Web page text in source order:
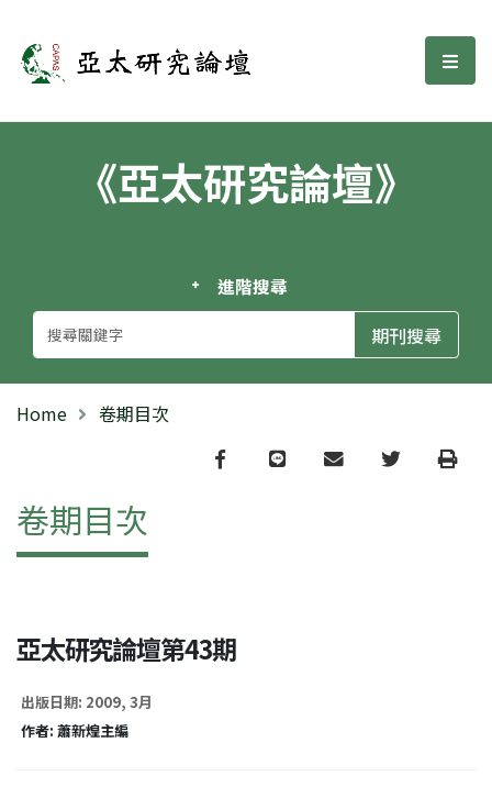
亞太研究論壇 選
《亞太研究論壇》
進階搜尋
Home 卷期目次
Facebook
line email TwitterPrint
卷期目次
亞太研究論壇第43期
出版日期: 2009, 3月
作者: 蕭新煌主編